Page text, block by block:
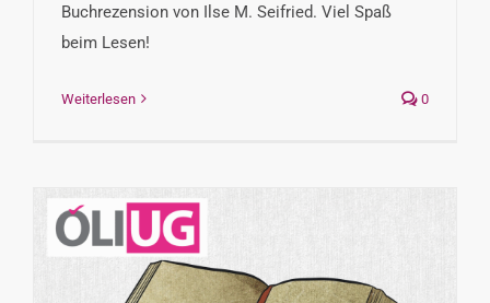
Buchrezension von Ilse M. Seifried. Viel Spaß
beim Lesen!
Weiterlesen 0